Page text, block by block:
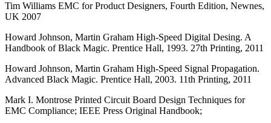
Tim Williams EMC for Product Designers, Fourth Edition, Newnes,
UK 2007
Howard Johnson, Martin Graham High-Speed Digital Desing. A
Handbook of Black Magic. Prentice Hall, 1993. 27th Printing, 2011
Howard Johnson, Martin Graham High-Speed Signal Propagation.
Advanced Black Magic. Prentice Hall, 2003. 11th Printing, 2011
Mark I. Montrose Printed Circuit Board Design Techniques for
EMC Compliance; IEEE Press Original Handbook;